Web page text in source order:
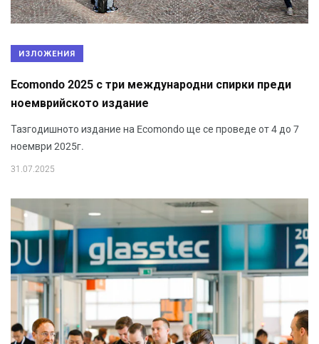
ИЗЛОЖЕНИЯ
Ecomondo 2025 с три международни спирки преди
ноемврийското издание
Тазгодишното издание на Ecomondo ще се проведе от 4 до 7
ноември 2025г.
31.07.2025